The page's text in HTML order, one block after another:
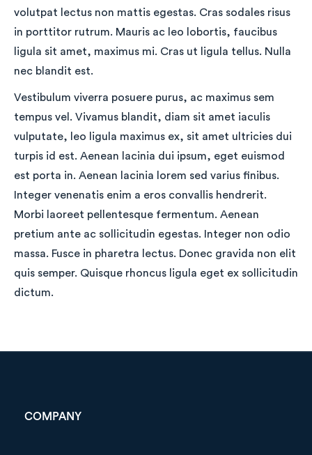
volutpat lectus non mattis egestas. Cras sodales risus
in porttitor rutrum. Mauris ac leo lobortis, faucibus
ligula sit amet, maximus mi. Cras ut ligula tellus. Nulla
nec blandit est.
Vestibulum viverra posuere purus, ac maximus sem
tempus vel. Vivamus blandit, diam sit amet iaculis
vulputate, leo ligula maximus ex, sit amet ultricies dui
turpis id est. Aenean lacinia dui ipsum, eget euismod
est porta in. Aenean lacinia lorem sed varius finibus.
Integer venenatis enim a eros convallis hendrerit.
Morbi laoreet pellentesque fermentum. Aenean
pretium ante ac sollicitudin egestas. Integer non odio
massa. Fusce in pharetra lectus. Donec gravida non elit
quis semper. Quisque rhoncus ligula eget ex sollicitudin
dictum.
COMPANY